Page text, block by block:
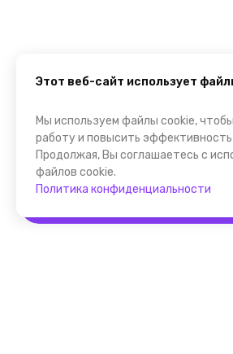
Этот веб-сайт использует
Мы используем файлы cookie,
работу и повысить эффективность
Продолжая, Вы соглашаетесь с
файлов cookie.
Политика конфиденциальности